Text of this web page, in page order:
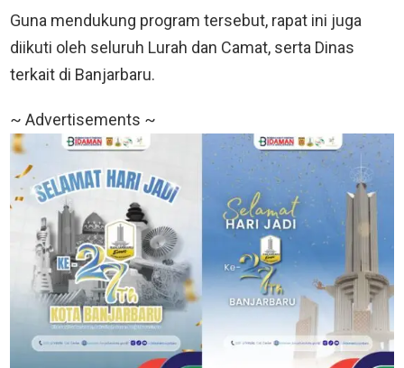
Guna mendukung program tersebut, rapat ini juga
diikuti oleh seluruh Lurah dan Camat, serta Dinas
terkait di Banjarbaru.
~ Advertisements ~